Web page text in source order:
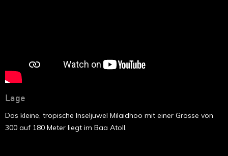
Lage
Das kleine, tropische Inseljuwel Milaidhoo mit einer Grösse von
300 auf 180 Meter liegt im Baa Atoll.